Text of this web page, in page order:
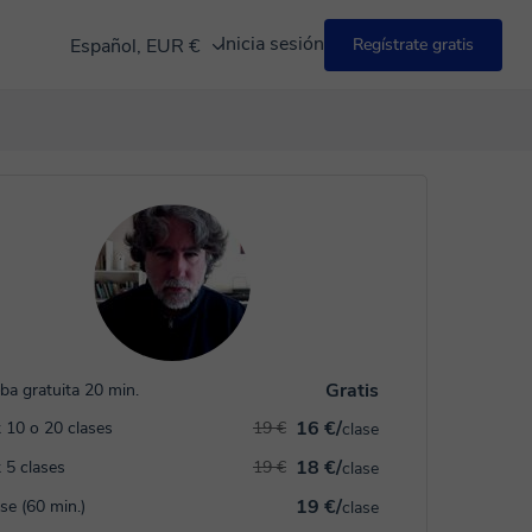
Español, EUR € Inicia sesión Regístrate gratis
gratuita 20 min. Gratis
10 o 20 clases 16 €/clase
19 €
5 clases
18 €/clase
19 €
(60 min.)
19 €/clase